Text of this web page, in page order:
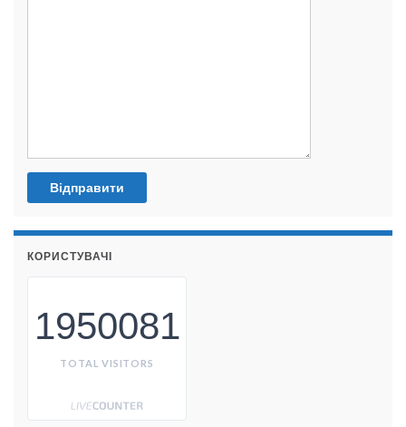
КОРИСТУВАЧІ
1950081
TOTAL VISITORS